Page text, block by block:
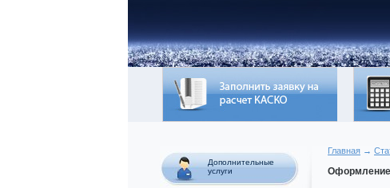
Дополнительные
услуги
Главная →
Оформление